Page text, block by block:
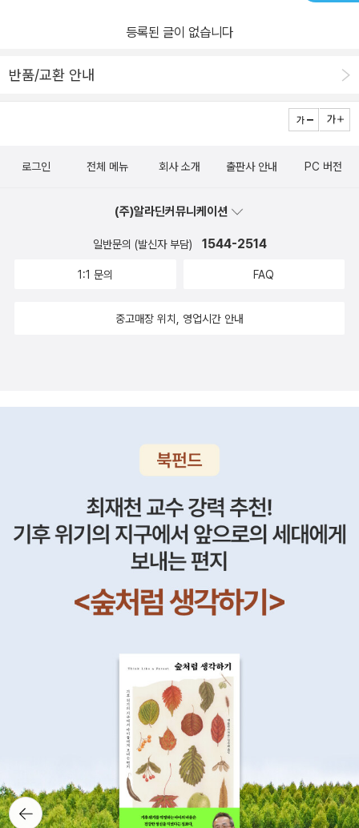
등록된 글이 없습니다
반품/교환 안내
뒤로가
기
로그인 전체 메뉴 회사 소개 출판사 안내 PC 버전
(주)알라딘커뮤니케이션
일반문의 (발신자 부담) 1544-2514
1:1 문의 FAQ
중고매장 위치, 영업시간 안내